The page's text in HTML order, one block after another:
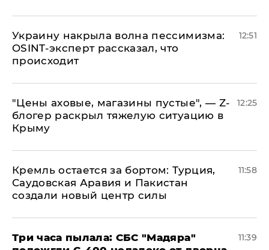
​Украину накрыла волна пессимизма:
OSINT-эксперт рассказал, что
происходит
12:51
​"Цены аховые, магазины пустые", — Z-
блогер раскрыл тяжелую ситуацию в
Крыму
12:25
​Кремль остается за бортом: Турция,
Саудовская Аравия и Пакистан
создали новый центр силы
11:58
Три часа пылала: СБС "Мадяра"
11:39